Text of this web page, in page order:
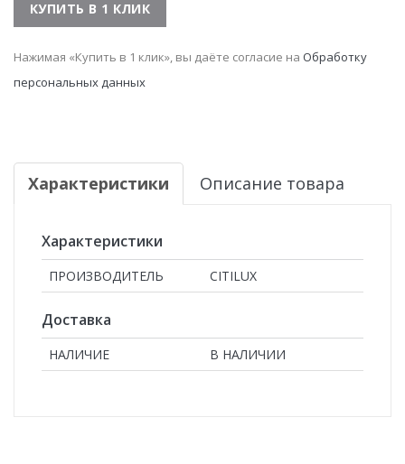
Нажимая «Купить в 1 клик», вы даёте согласие на Обработку
персональных данных
Характеристики Описание товара
Характеристики
ПРОИЗВОДИТЕЛЬ CITILUX
Доставка
НАЛИЧИЕ В НАЛИЧИИ